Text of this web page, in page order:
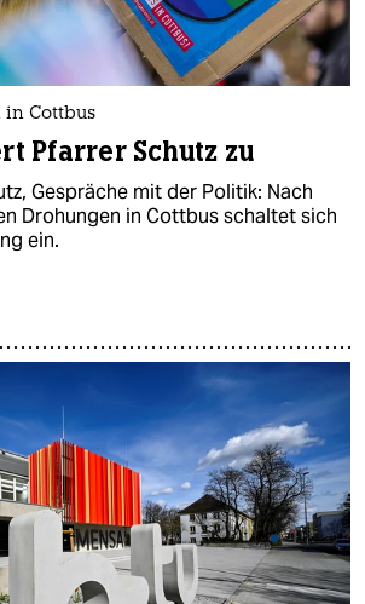
in Cottbus
Pfarrer Schutz zu
Gespräche mit der Politik: Nach
Drohungen in Cottbus schaltet sich
ein.